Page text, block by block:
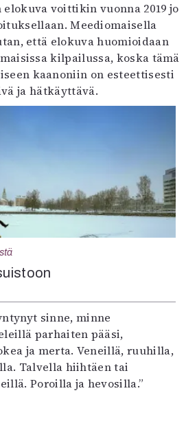
voittikin vuonna 2019 jo
Meediomaisella
että elokuva huomioidaan
kilpailussa, koska tämä
kaanoniin on esteettisesti
ja hätkäyttävä.
sinne, minne
parhaiten pääsi,
ja merta. Veneillä, ruuhilla,
Talvella hiihtäen tai
Poroilla ja hevosilla.”